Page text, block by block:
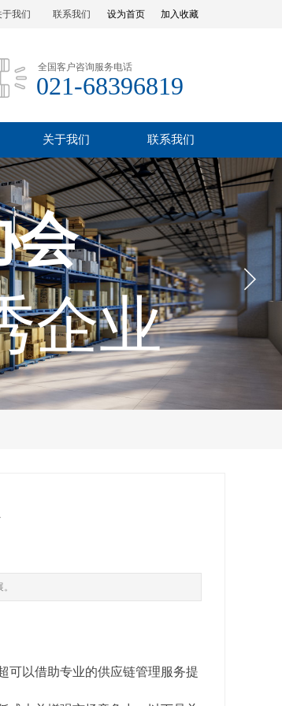
设为首页 加入收藏
联系我们
于我们
全国客户咨询服务电话
021-68396819
关于我们 联系我们
会
企业
可以借助专业的供应链管理服务提